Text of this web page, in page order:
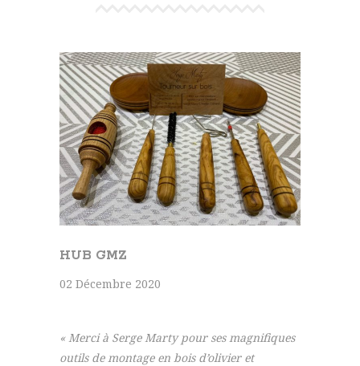
HUB GMZ
02 Décembre 2020
« Merci à Serge Marty pour ses magnifiques
outils de montage en bois d’olivier et